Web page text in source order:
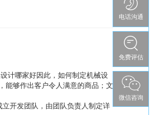
计哪家好因此，如何制定机械设
能够作出客户令人满意的商品；文
开发团队，由团队负责人制定详
电话沟通
免费评估
免费评估
微信咨询